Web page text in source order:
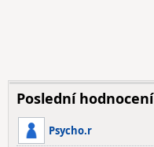
Poslední hodnocení
Psycho.r